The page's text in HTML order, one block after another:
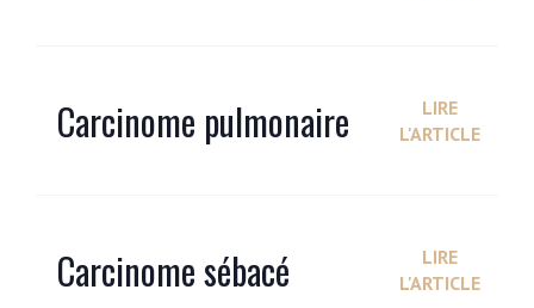
Carcinome pulmonaire
LIRE
L'ARTICLE
Carcinome sébacé
LIRE
L'ARTICLE